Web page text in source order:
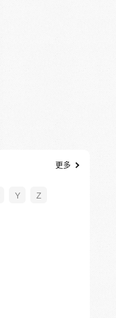
更多
Y Z